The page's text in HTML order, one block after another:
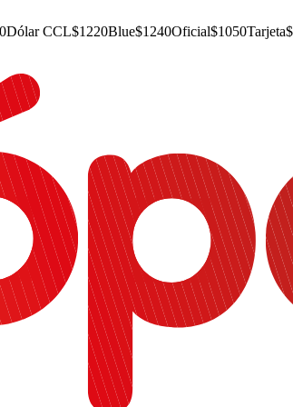
Dólar CCL$1220Blue$1240Oficial$1050Tarjeta$